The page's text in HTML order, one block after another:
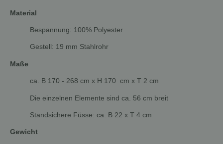
Material
Bespannung: 100% Polyester
Gestell: 19 mm Stahlrohr
Maße
ca. B 170 - 268 cm x H 170 cm x T 2 cm
Die einzelnen Elemente sind ca. 56 cm breit
Standsichere Füsse: ca. B 22 x T 4 cm
Gewicht